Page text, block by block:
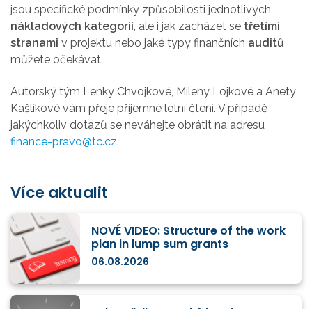
jsou specifické podmínky způsobilosti jednotlivých
nákladových kategorií, ale i jak zacházet se třetími
stranami v projektu nebo jaké typy finančních auditů
můžete očekávat.
Autorský tým Lenky Chvojkové, Mileny Lojkové a Anety
Kašlíkové vám přeje příjemné letní čtení. V případě
jakýchkoliv dotazů se neváhejte obrátit na adresu
finance-pravo@tc.cz.
Více aktualit
NOVÉ VIDEO: Structure of the work
plan in lump sum grants
06.08.2026